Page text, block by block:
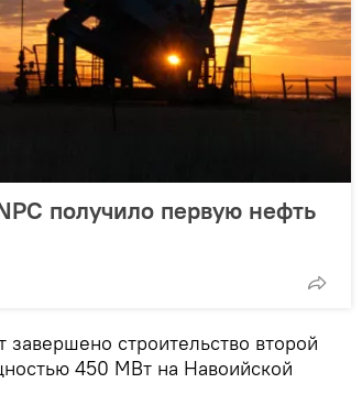
получило первую нефть
завершено строительство второй
450 МВт на Навоийской